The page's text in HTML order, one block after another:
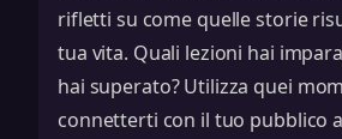
rifletti su come quelle storie
tua vita. Quali lezioni hai
hai superato? Utilizza quei
connetterti con il tuo pubblico